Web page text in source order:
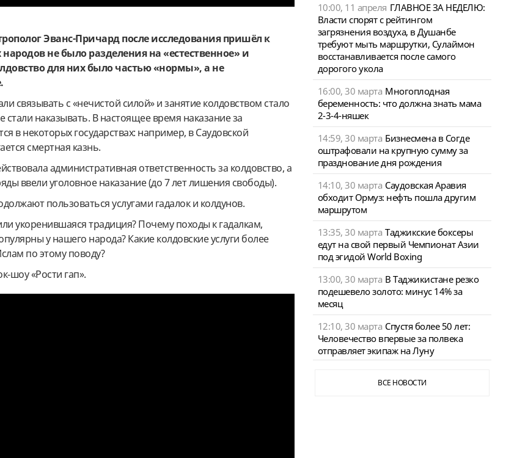
Эванс-Причард после исследования пришёл к
не было разделения на «естественное» и
для них было частью «нормы», а не
связывать с «нечистой силой» и занятие колдовством стало
стали наказывать. В настоящее время наказание за
в некоторых государствах: например, в Саудовской
смертная казнь.
административная ответственность за колдовство, а
ввели уголовное наказание (до 7 лет лишения свободы).
пользоваться услугами гадалок и колдунов.
укоренившаяся традиция? Почему походы к гадалкам,
у нашего народа? Какие колдовские услуги более
по этому поводу?
шоу «Рости гап».
10:00, 11 апреля ГЛАВНОЕ ЗА НЕДЕЛЮ:
Власти спорят с рейтингом
загрязнения воздуха, в Душанбе
требуют мыть маршрутки, Сулаймон
восстанавливается после самого
дорогого укола
16:00, 30 марта Многоплодная
беременность: что должна знать мама
2-3-4-няшек
14:59, 30 марта Бизнесмена в Согде
оштрафовали на крупную сумму за
празднование дня рождения
14:10, 30 марта Саудовская Аравия
обходит Ормуз: нефть пошла другим
маршрутом
13:35, 30 марта Таджикские боксеры
едут на свой первый Чемпионат Азии
под эгидой World Boxing
13:00, 30 марта В Таджикистане резко
подешевело золото: минус 14% за
месяц
12:10, 30 марта Спустя более 50 лет:
Человечество впервые за полвека
отправляет экипаж на Луну
ВСЕ НОВОСТИ